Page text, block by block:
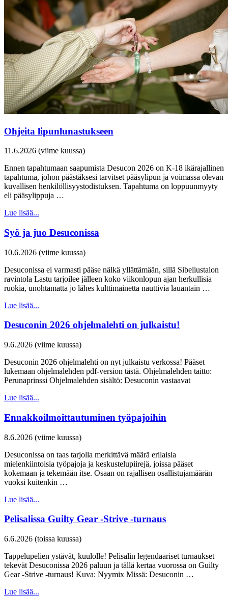
Ohjeita lipunlunastukseen
11.6.2026 (viime kuussa)
Ennen tapahtumaan saapumista Desucon 2026 on K-18 ikärajallinen
tapahtuma, johon päästäksesi tarvitset pääsylipun ja voimassa olevan
kuvallisen henkilöllisyystodistuksen. Tapahtuma on loppuunmyyty
eli pääsylippuja …
Lue lisää...
Syö ja juo Desuconissa
10.6.2026 (viime kuussa)
Desuconissa ei varmasti pääse nälkä yllättämään, sillä Sibeliustalon
ravintola Lastu tarjoilee jälleen koko viikonlopun ajan herkullisia
ruokia, unohtamatta jo lähes kulttimainetta nauttivia lauantain …
Lue lisää...
Desuconin 2026 ohjelmalehti on julkaistu!
9.6.2026 (viime kuussa)
Desuconin 2026 ohjelmalehti on nyt julkaistu verkossa! Pääset
lukemaan ohjelmalehden pdf-version tästä. Ohjelmalehden taitto:
Perunaprinssi Ohjelmalehden sisältö: Desuconin vastaavat
Lue lisää...
Ennakkoilmoittautuminen työpajoihin
8.6.2026 (viime kuussa)
Desuconissa on taas tarjolla merkittävä määrä erilaisia
mielenkiintoisia työpajoja ja keskustelupiirejä, joissa pääset
kokemaan ja tekemään itse. Osaan on rajallisen osallistujamäärän
vuoksi kuitenkin …
Lue lisää...
Pelisalissa Guilty Gear -Strive -turnaus
6.6.2026 (toissa kuussa)
Tappelupelien ystävät, kuulolle! Pelisalin legendaariset turnaukset
tekevät Desuconissa 2026 paluun ja tällä kertaa vuorossa on Guilty
Gear -Strive -turnaus! Kuva: Nyymix Missä: Desuconin …
Lue lisää...